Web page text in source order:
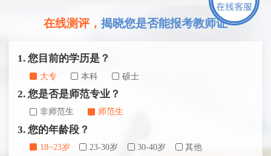
在线测评， 揭晓您是否能报考教师证
1. 您目前的学历是？
大专 本科 硕士
2. 您是否是师范专业？
非师范生 师范生
3. 您的年龄段？
18~23岁 23-30岁 30-40岁 其他